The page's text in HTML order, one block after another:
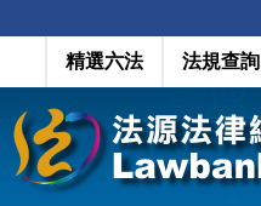
精選六法 法規查詢